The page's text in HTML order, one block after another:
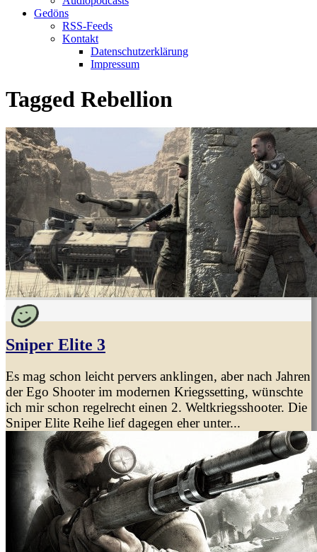
Gedöns
RSS-Feeds
Kontakt
Datenschutzerklärung
Impressum
Tagged Rebellion
Sniper Elite 3
Es mag schon leicht pervers anklingen, aber nach Jahren
der Ego Shooter im modernen Kriegssetting, wünschte
ich mir schon regelrecht einen 2. Weltkriegsshooter. Die
Sniper Elite Reihe lief dagegen eher unter...